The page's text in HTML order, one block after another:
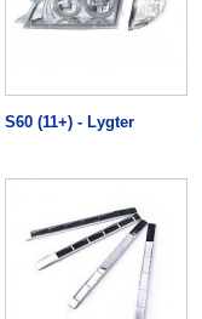
S60 (11+) - Lygter